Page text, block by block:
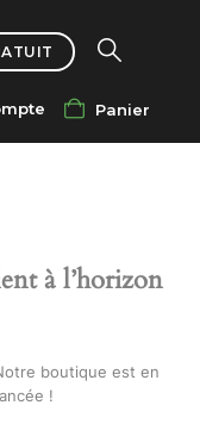
Panier
aluminium
à l’horizon
boutique est en
!